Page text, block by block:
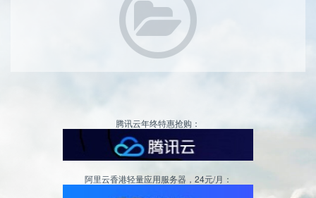
腾讯云年终特惠抢购：
阿里云香港轻量应用服务器，24元/月：